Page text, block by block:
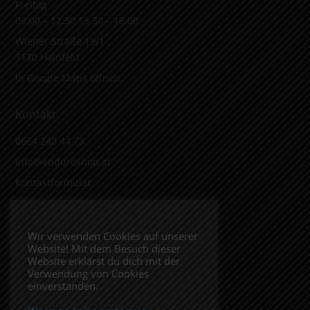
Freitag
09:00 – 12:30 13:30 – 16:00
Wiener Straße 19/1
3170 Hainfeld
In Google Maps öffnen.
Kontakt
0664 240 44 73
info@enduroshop.at
Kontaktformular
Impressum
Datenschutzerklärung
Wir verwenden Cookies auf unserer
Website! Mit dem Besuch dieser
Website erklärst du dich mit der
Verwendung von Cookies
einverstanden.